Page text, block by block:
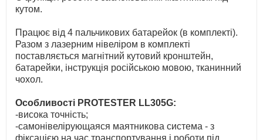
кутом.
Працює від 4 пальчикових батарейок (в комплекті).
Разом з лазерним нівеліром в комплекті
поставляється магнітний кутовий кронштейн,
батарейки, інструкція російською мовою, тканинний
чохол.
Особливості PROTESTER LL305G:
-висока точність;
-самонівелірующаяся маятникова система - з